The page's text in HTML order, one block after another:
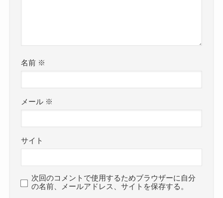
名前 ※
メール ※
サイト
次回のコメントで使用するためブラウザーに自分
の名前、メールアドレス、サイトを保存する。